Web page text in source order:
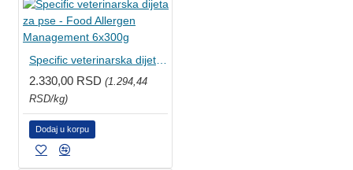
2.330,00 RSD (1.294,44
RSD/kg)
Dodaj u korpu